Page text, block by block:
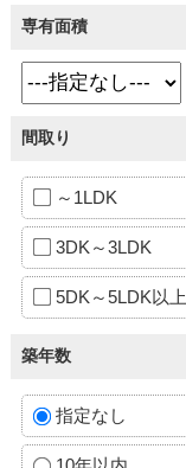
専有面積
間取り
～1LDK
3DK～3LDK
5DK～5LDK以上
築年数
指定なし